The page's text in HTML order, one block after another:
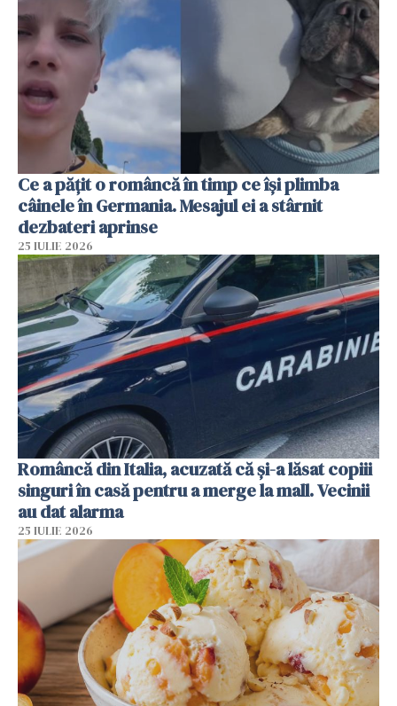
Ce a pățit o româncă în timp ce își plimba
câinele în Germania. Mesajul ei a stârnit
dezbateri aprinse
25 IULIE 2026
Româncă din Italia, acuzată că și-a lăsat copiii
singuri în casă pentru a merge la mall. Vecinii
au dat alarma
25 IULIE 2026